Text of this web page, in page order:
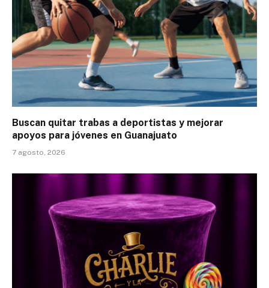
Buscan quitar trabas a deportistas y mejorar
apoyos para jóvenes en Guanajuato
7 agosto, 2026